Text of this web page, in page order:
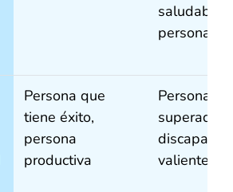
saludable,
persona
Persona que
tiene éxito,
persona
productiva
Persona
superado
valiente